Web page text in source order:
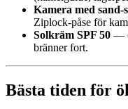
Kamera med sand-
Ziplock-påse för
Solkräm SPF 50 —
bränner fort.
Bästa tiden för